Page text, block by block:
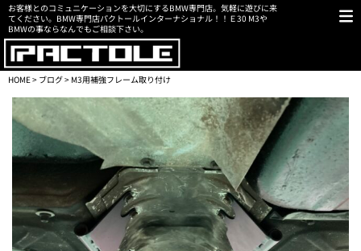
お客様とのコミュニケーションを大切にするBMW専門店。気軽に遊びに来
てください。BMW専門店パクトールインターナショナル！！Ｅ30 M3や
BMWの事ならなんでもご相談下さい。
HOME> ブログ> M3用補強フレーム取り付け